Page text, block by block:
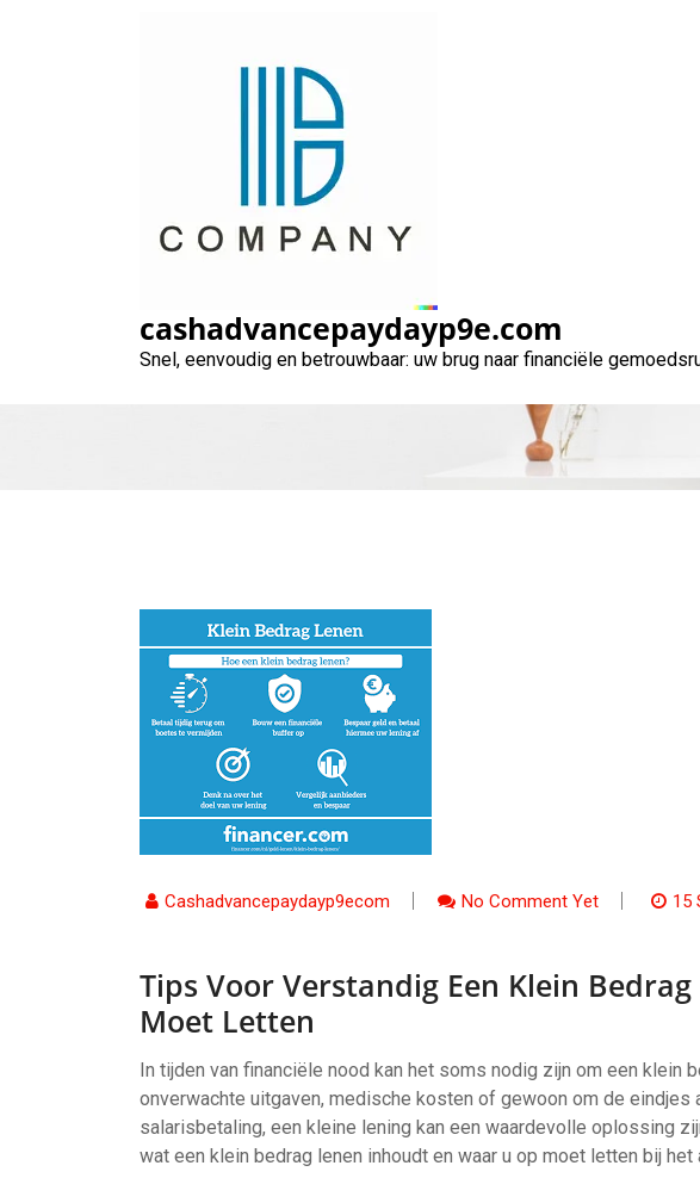
cashadvancepaydayp9e.com
Snel, eenvoudig en betrouwbaar: uw brug naar financiële
Tips voor verstandig
Cashadvancepaydayp9ecom No Comment Yet 15
Tips Voor Verstandig Een Klein
Moet Letten
In tijden van financiële nood kan het soms nodig zijn om een klein
onverwachte uitgaven, medische kosten of gewoon om de eindjes
salarisbetaling, een kleine lening kan een waardevolle oplossing
wat een klein bedrag lenen inhoudt en waar u op moet letten bij het